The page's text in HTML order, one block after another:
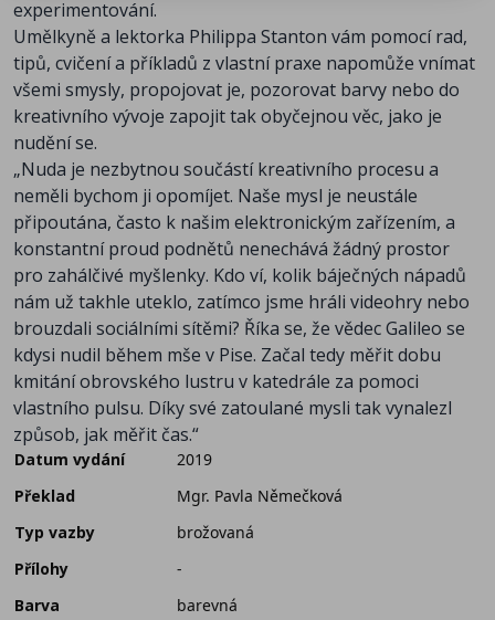
experimentování.
Umělkyně a lektorka Philippa Stanton vám pomocí rad,
tipů, cvičení a příkladů z vlastní praxe napomůže vnímat
všemi smysly, propojovat je, pozorovat barvy nebo do
kreativního vývoje zapojit tak obyčejnou věc, jako je
nudění se.
„Nuda je nezbytnou součástí kreativního procesu a
neměli bychom ji opomíjet. Naše mysl je neustále
připoutána, často k našim elektronickým zařízením, a
konstantní proud podnětů nenechává žádný prostor
pro zahálčivé myšlenky. Kdo ví, kolik báječných nápadů
nám už takhle uteklo, zatímco jsme hráli videohry nebo
brouzdali sociálními sítěmi? Říka se, že vědec Galileo se
kdysi nudil během mše v Pise. Začal tedy měřit dobu
kmitání obrovského lustru v katedrále za pomoci
vlastního pulsu. Díky své zatoulané mysli tak vynalezl
způsob, jak měřit čas.“
Datum vydání
2019
Překlad
Mgr. Pavla Němečková
Typ vazby
brožovaná
Přílohy
-
Barva
barevná